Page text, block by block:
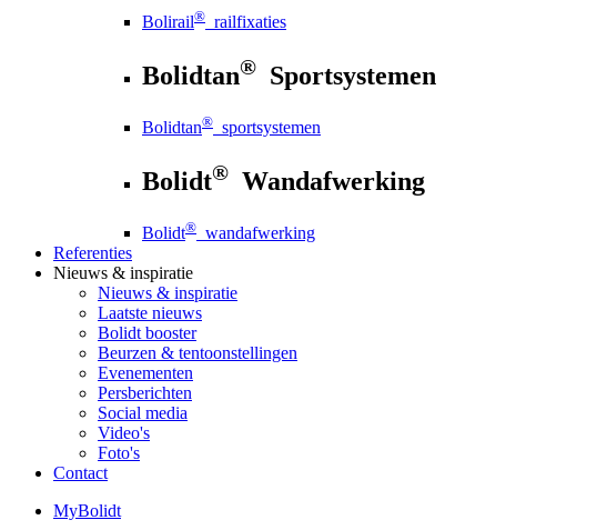
Bolirail® railfixaties
Bolidtan® Sportsystemen
Bolidtan® sportsystemen
Bolidt® Wandafwerking
Bolidt® wandafwerking
Referenties
Nieuws & inspiratie
Nieuws & inspiratie
Laatste nieuws
Bolidt booster
Beurzen & tentoonstellingen
Evenementen
Persberichten
Social media
Video's
Foto's
Contact
MyBolidt